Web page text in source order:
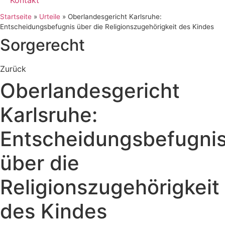
Startseite » Urteile » Oberlandesgericht Karlsruhe:
Entscheidungsbefugnis über die Religionszugehörigkeit des Kindes
Sorgerecht
Zurück
Oberlandesgericht
Karlsruhe:
über die
Religionszugehörigkeit
des Kindes